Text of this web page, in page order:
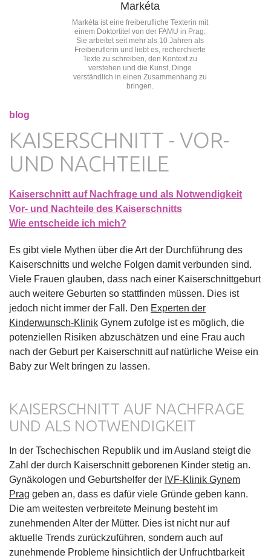
Markéta
Markéta ist eine freiberufliche Texterin mit
einem Doktortitel von der FAMU in Prag.
Sie arbeitet seit mehr als 10 Jahren als
Freiberuflerin und liebt es, recherchierte
Texte zu schreiben, den Kontext zu
verstehen und die Kunst, Dinge
verständlich in einen Zusammenhang zu
bringen.
blog
KAISERSCHNITT - VOR-
UND NACHTEILE
Kaiserschnitt auf Nachfrage und als Notwendigkeit
Vor- und Nachteile des Kaiserschnitts
Wie entscheide ich mich?
Es gibt viele Mythen über die Art der Durchführung des
Kaiserschnitts und welche Folgen damit verbunden sind.
Viele Frauen glauben, dass nach einer Kaiserschnittgeburt
auch weitere Geburten so stattfinden müssen. Dies ist
jedoch nicht immer der Fall. Den Experten der
Kinderwunsch-Klinik Gynem zufolge ist es möglich, die
potenziellen Risiken abzuschätzen und eine Frau auch
nach der Geburt per Kaiserschnitt auf natürliche Weise ein
Baby zur Welt bringen zu lassen.
KAISERSCHNITT AUF NACHFRAGE
UND ALS NOTWENDIGKEIT
In der Tschechischen Republik und im Ausland steigt die
Zahl der durch Kaiserschnitt geborenen Kinder stetig an.
Gynäkologen und Geburtshelfer der VF-Klinik Gynem
Prag geben an, dass es dafür viele Gründe geben kann.
Die am weitesten verbreitete Meinung besteht im
zunehmenden Alter der Mütter. Dies ist nicht nur auf
aktuelle Trends zurückzuführen, sondern auch auf
zunehmende Probleme hinsichtlich der Unfruchtbarkeit